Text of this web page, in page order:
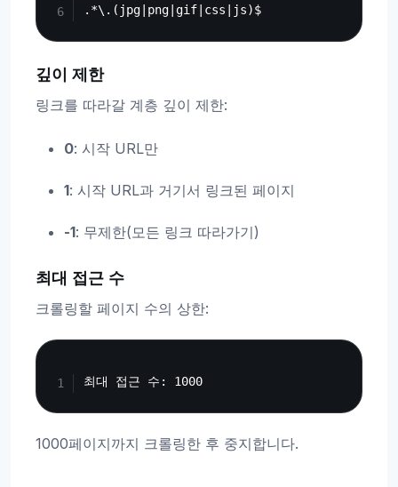
깊이 제한
링크를 따라갈 계층 깊이 제한:
0: 시작 URL만
1: 시작 URL과 거기서 링크된 페이지
-1: 무제한(모든 링크 따라가기)
최대 접근 수
크롤링할 페이지 수의 상한:
1000페이지까지 크롤링한 후 중지합니다.